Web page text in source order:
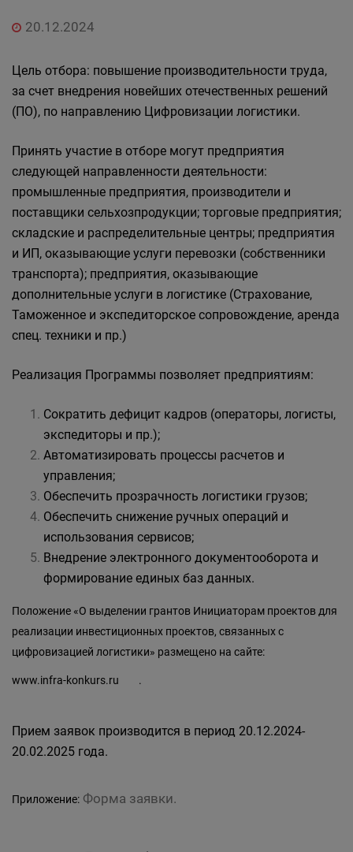
20.12.2024
Цель отбора: повышение производительности труда,
за счет внедрения новейших отечественных решений
(ПО), по направлению Цифровизации логистики.
Принять участие в отборе могут предприятия
следующей направленности деятельности:
промышленные предприятия, производители и
поставщики сельхозпродукции; торговые предприятия;
складские и распределительные центры; предприятия
и ИП, оказывающие услуги перевозки (собственники
транспорта); предприятия, оказывающие
дополнительные услуги в логистике (Страхование,
Таможенное и экспедиторское сопровождение, аренда
спец. техники и пр.)
Реализация Программы позволяет предприятиям:
Сократить дефицит кадров (операторы, логисты,
экспедиторы и пр.);
Автоматизировать процессы расчетов и
управления;
Обеспечить прозрачность логистики грузов;
Обеспечить снижение ручных операций и
использования сервисов;
Внедрение электронного документооборота и
формирование единых баз данных.
Положение «О выделении грантов Инициаторам проектов для
реализации инвестиционных проектов, связанных с
цифровизацией логистики» размещено на сайте:
www.infra-konkurs.ru .
Прием заявок производится в период 20.12.2024-
20.02.2025 года.
Приложение: Форма заявки.